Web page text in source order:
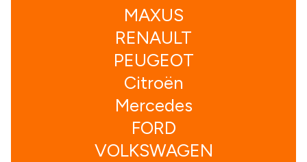
MAXUS
RENAULT
PEUGEOT
Citroën
Mercedes
FORD
VOLKSWAGEN